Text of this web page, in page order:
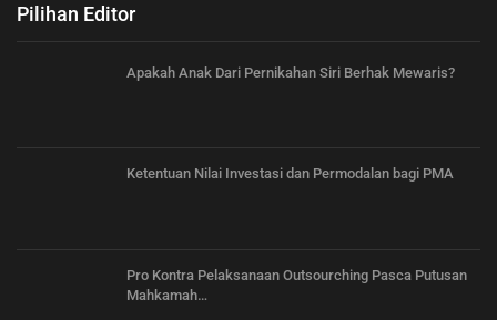
Pilihan Editor
Apakah Anak Dari Pernikahan Siri Berhak Mewaris?
Ketentuan Nilai Investasi dan Permodalan bagi PMA
Pro Kontra Pelaksanaan Outsourching Pasca Putusan
Mahkamah…